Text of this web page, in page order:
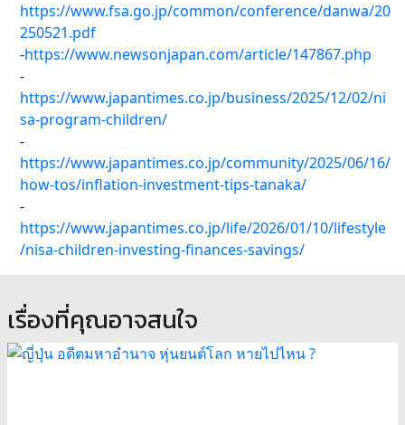
https://www.fsa.go.jp/common/conference/danwa/20
250521.pdf
-https://www.newsonjapan.com/article/147867.php
-
https://www.japantimes.co.jp/business/2025/12/02/ni
sa-program-children/
-
https://www.japantimes.co.jp/community/2025/06/16/
how-tos/inflation-investment-tips-tanaka/
-
https://www.japantimes.co.jp/life/2026/01/10/lifestyle
/nisa-children-investing-finances-savings/
เรื่องที่คุณอาจสนใจ